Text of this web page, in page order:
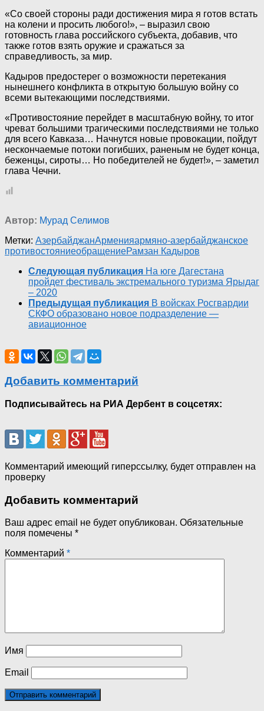
«Со своей стороны ради достижения мира я готов встать
на колени и просить любого!», – выразил свою
готовность глава российского субъекта, добавив, что
также готов взять оружие и сражаться за
справедливость, за мир.
Кадыров предостерег о возможности перетекания
нынешнего конфликта в открытую большую войну со
всеми вытекающими последствиями.
«Противостояние перейдет в масштабную войну, то итог
чреват большими трагическими последствиями не только
для всего Кавказа… Начнутся новые провокации, пойдут
нескончаемые потоки погибших, раненым не будет конца,
беженцы, сироты… Но победителей не будет!», – заметил
глава Чечни.
Автор: Мурад Селимов
Метки: АзербайджанАрменияармяно-азербайджанское
противостояниеобращениеРамзан Кадыров
Следующая публикация На юге Дагестана
пройдет фестиваль экстремального туризма Ярыдаг
– 2020
Предыдущая публикация В войсках Росгвардии
СКФО образовано новое подразделение —
авиационное
Добавить комментарий
Подписывайтесь на РИА Дербент в соцсетях:
Комментарий имеющий гиперссылку, будет отправлен на
проверку
Добавить комментарий
Ваш адрес email не будет опубликован. Обязательные
поля помечены *
Комментарий *
Имя
Email